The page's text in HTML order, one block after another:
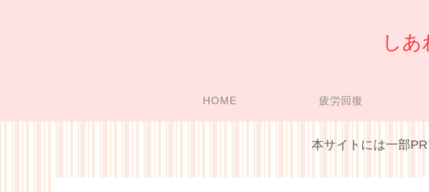
し
HOME 疲労回復
本サイトには一部